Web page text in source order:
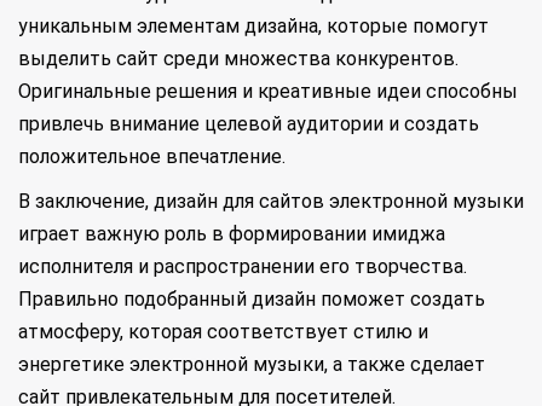
уникальным элементам дизайна, которые помогут
выделить сайт среди множества конкурентов.
Оригинальные решения и креативные идеи способны
привлечь внимание целевой аудитории и создать
положительное впечатление.
В заключение, дизайн для сайтов электронной музыки
играет важную роль в формировании имиджа
исполнителя и распространении его творчества.
Правильно подобранный дизайн поможет создать
атмосферу, которая соответствует стилю и
энергетике электронной музыки, а также сделает
сайт привлекательным для посетителей.